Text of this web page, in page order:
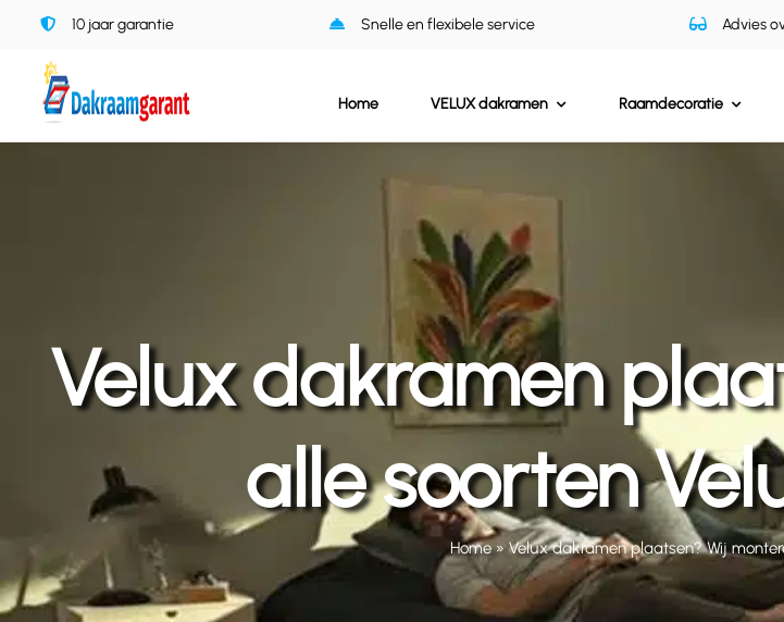
inhoud
10 jaar garantie Snelle en flexibele service Advies
Home VELUX dakramen Raamdecoratie
Velux dakramen
alle soorten
Home»Velux dakramen plaatsen? Wij